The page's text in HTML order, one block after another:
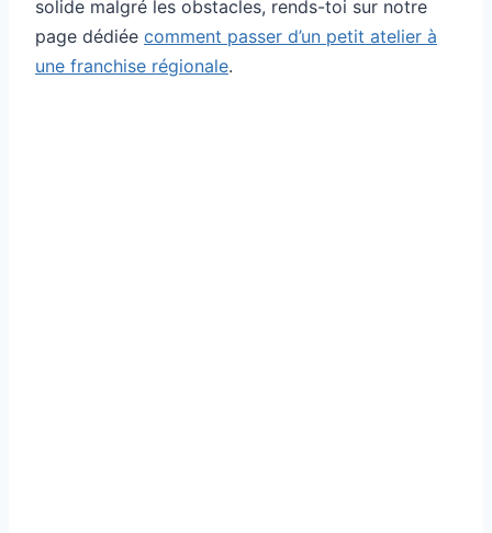
solide malgré les obstacles, rends-toi sur notre
page dédiée comment passer d’un petit atelier à
une franchise régionale.